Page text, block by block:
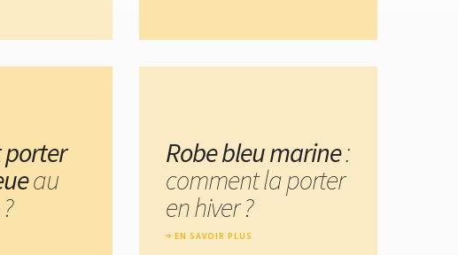
au
Robe bleu marine:
comment la porter
en hiver ?
EN SAVOIR PLUS